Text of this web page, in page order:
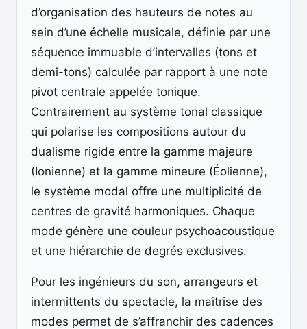
d’organisation des hauteurs de notes au
sein d’une échelle musicale, définie par une
séquence immuable d’intervalles (tons et
demi-tons) calculée par rapport à une note
pivot centrale appelée tonique.
Contrairement au système tonal classique
qui polarise les compositions autour du
dualisme rigide entre la gamme majeure
(Ionienne) et la gamme mineure (Éolienne),
le système modal offre une multiplicité de
centres de gravité harmoniques. Chaque
mode génère une couleur psychoacoustique
et une hiérarchie de degrés exclusives.
Pour les ingénieurs du son, arrangeurs et
intermittents du spectacle, la maîtrise des
modes permet de s’affranchir des cadences